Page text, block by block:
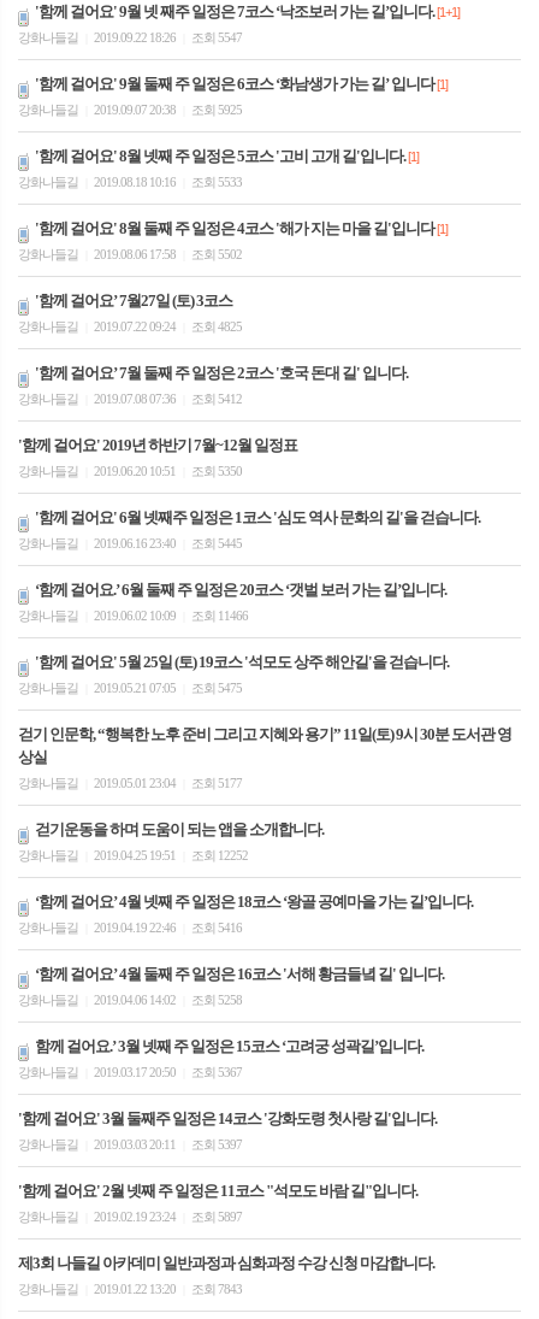
'함께 걸어요' 9월 넷 째주 일정은 7코스 ‘낙조보러 가는 길’입니다.[1+1]
강화나들길
2019.09.22 18:26 조회 5547
'함께 걸어요' 9월 둘째 주 일정은 6코스 ‘화남생가 가는 길’ 입니다[1]
강화나들길
2019.09.07 20:38 조회 5925
'함께 걸어요' 8월 넷째 주 일정은 5코스 '고비 고개 길'입니다.[1]
강화나들길
2019.08.18 10:16 조회 5533
'함께 걸어요' 8월 둘째 주 일정은 4코스 '해가 지는 마을 길'입니다[1]
강화나들길
2019.08.06 17:58 조회 5502
'함께 걸어요’ 7월27일 (토) 3코스
강화나들길 2019.07.22 09:24 조회 4825
'함께 걸어요’ 7월 둘째 주 일정은 2코스 '호국 돈대 길' 입니다.
강화나들길 2019.07.08 07:36 조회 5412
'함께 걸어요' 2019년 하반기 7월~12월 일정표
강화나들길 2019.06.20 10:51 조회 5350
'함께 걸어요' 6월 넷째주 일정은 1코스 '심도 역사 문화의 길'을 걷습니다.
강화나들길 2019.06.16 23:40 조회 5445
‘함께 걸어요.’ 6월 둘째 주 일정은 20코스 ‘갯벌 보러 가는 길’입니다.
강화나들길 2019.06.02 10:09 조회 11466
'함께 걸어요' 5월 25일 (토) 19코스 '석모도 상주 해안길'을 걷습니다.
강화나들길 2019.05.21 07:05 조회 5475
걷기 인문학, “행복한 노후 준비 그리고 지혜와 용기” 11일(토) 9시 30분 도서관 영
상실
강화나들길 2019.05.01 23:04 조회 5177
걷기운동을 하며 도움이 되는 앱을 소개합니다.
강화나들길 2019.04.25 19:51 조회 12252
‘함께 걸어요’ 4월 넷째 주 일정은 18코스 ‘왕골 공예마을 가는 길’입니다.
강화나들길 2019.04.19 22:46 조회 5416
‘함께 걸어요’ 4월 둘째 주 일정은 16코스 '서해 황금들녘 길' 입니다.
강화나들길 2019.04.06 14:02 조회 5258
함께 걸어요.’ 3월 넷째 주 일정은 15코스 ‘고려궁 성곽길’입니다.
강화나들길 2019.03.17 20:50 조회 5367
'함께 걸어요' 3월 둘째주 일정은 14코스 '강화도령 첫사랑 길'입니다.
강화나들길 2019.03.03 20:11 조회 5397
'함께 걸어요' 2월 넷째 주 일정은 11코스 "석모도 바람 길"입니다.
강화나들길 2019.02.19 23:24 조회 5897
제3회 나들길 아카데미 일반과정과 심화과정 수강 신청 마감합니다.
강화나들길 2019.01.22 13:20 조회 7843